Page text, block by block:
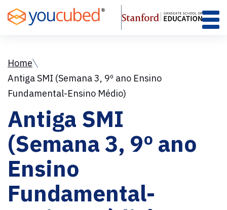
to
Content
Home
Antiga SMI (Semana 3, 9º ano Ensino
Fundamental-Ensino Médio)
Antiga SMI
(Semana 3, 9º ano
Ensino
Fundamental-